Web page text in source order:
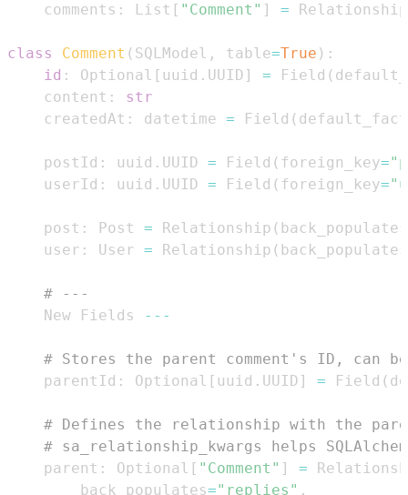
    comments
: List [ "Comment" ] = Relationship
class Comment ( SQLModel , table=True ) :
id : Optional [ uuid . UUID ] = Field (
    content
:
str
    createdAt
: datetime = Field (
    postId
: uuid . UUID = Field ( foreign_key=
    userId
: uuid . UUID = Field ( foreign_key=
    post
: Post = Relationship ( back_populates
    user
: User = Relationship ( back_populates
# ---
    New Fields
- - -
# Stores the parent comment's ID, can
    parentId
: Optional [ uuid . UUID ] = Field (
# Defines the relationship with the
# sa_relationship_kwargs helps
    parent
: Optional [ "Comment" ] =
        back_populates
="replies" ,